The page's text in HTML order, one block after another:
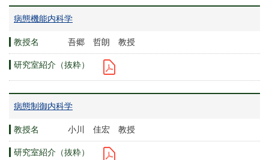
病態機能内科学
吾郷 哲朗 教授
病態制御内科学
小川 佳宏 教授